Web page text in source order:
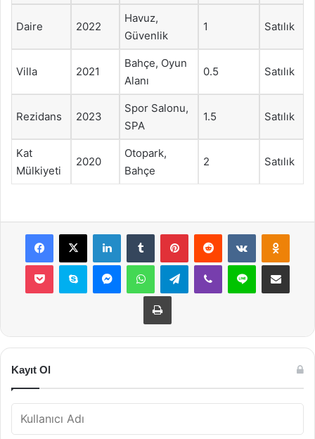
Daire 2022
Havuz,
Güvenlik
1 Satılık
Villa 2021
Bahçe, Oyun
Alanı
0.5 Satılık
Rezidans 2023
Spor Salonu,
SPA
1.5 Satılık
Kat
Mülkiyeti
2020
Otopark,
Bahçe
2 Satılık
Facebook
X LinkedInTumblr PinterestReddit VKontakte
Pocket Skype MessengerWhatsAppTelegramViber Line E-Posta ile
Yazdır
Kayıt Ol